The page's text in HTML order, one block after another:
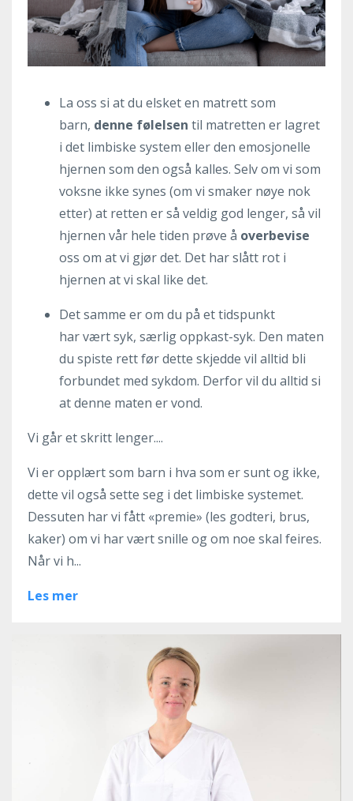
La oss si at du elsket en matrett som
barn, denne følelsen til matretten er lagret
i det limbiske system eller den emosjonelle
hjernen som den også kalles. Selv om vi som
voksne ikke synes (om vi smaker nøye nok
etter) at retten er så veldig god lenger, så vil
hjernen vår hele tiden prøve å overbevise
oss om at vi gjør det. Det har slått rot i
hjernen at vi skal like det.
Det samme er om du på et tidspunkt
har vært syk, særlig oppkast-syk. Den maten
du spiste rett før dette skjedde vil alltid bli
forbundet med sykdom. Derfor vil du alltid si
at denne maten er vond.
Vi går et skritt lenger....
Vi er opplært som barn i hva som er sunt og ikke,
dette vil også sette seg i det limbiske systemet.
Dessuten har vi fått «premie» (les godteri, brus,
kaker) om vi har vært snille og om noe skal feires.
Når vi h...
Les mer